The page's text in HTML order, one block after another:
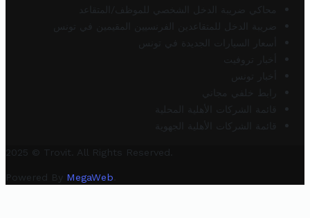
محاكي ضريبة الدخل الشخصي للموظف/المتقاعد
ضريبة الدخل للمتقاعدين الفرنسيين المقيمين في تونس
أسعار السيارات الجديدة في تونس
أخبار تروفيت
أخبار تونس
رابط خلفي مجاني
قائمة الشركات الأهلية المحلية
قائمة الشركات الأهلية الجهوية
2025 © Trovit. All Rights Reserved.
Powered By MegaWeb